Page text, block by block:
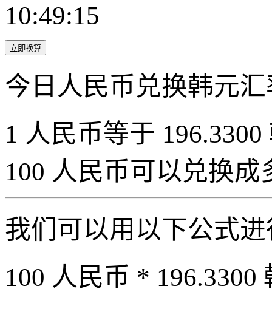
10:49:15
立即换算
今日人民币兑换韩元
1 人民币等于
100 人民币可以兑换成
我们可以用以下公式
100 人民币 * 196.3300